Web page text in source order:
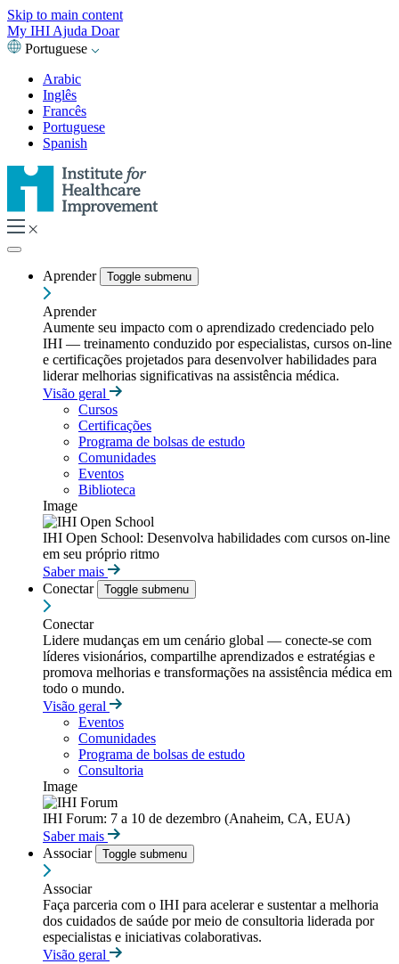
Skip to main content
My IHI Ajuda Doar
Portuguese
Arabic
Inglês
Francês
Portuguese
Spanish
Aprender Toggle submenu
Aprender
Aumente seu impacto com o aprendizado credenciado pelo
IHI — treinamento conduzido por especialistas, cursos on-line
e certificações projetados para desenvolver habilidades para
liderar melhorias significativas na assistência médica.
Visão geral
Cursos
Certificações
Programa de bolsas de estudo
Comunidades
Eventos
Biblioteca
Image
IHI Open School: Desenvolva habilidades com cursos on-line
em seu próprio ritmo
Saber mais
Conectar
Toggle submenu
Conectar
Lidere mudanças em um cenário global — conecte-se com
líderes visionários, compartilhe aprendizados e estratégias e
promova melhorias e transformações na assistência médica em
todo o mundo.
Visão geral
Eventos
Comunidades
Programa de bolsas de estudo
Consultoria
Image
IHI Forum: 7 a 10 de dezembro (Anaheim, CA, EUA)
Saber mais
Associar
Toggle submenu
Associar
Faça parceria com o IHI para acelerar e sustentar a melhoria
dos cuidados de saúde por meio de consultoria liderada por
especialistas e iniciativas colaborativas.
Visão geral